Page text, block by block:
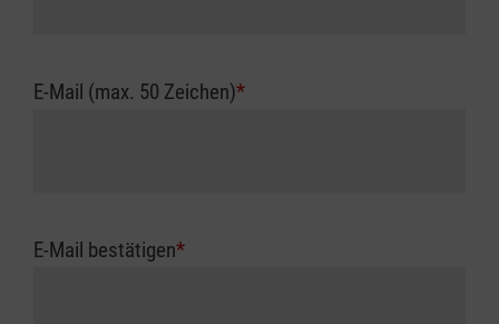
E-Mail (max. 50 Zeichen)*
E-Mail bestätigen*